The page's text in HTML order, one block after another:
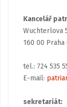
Kancelář
Wuchterlova
160 00 Praha
tel.: 724 535
E-mail:
sekretariát: